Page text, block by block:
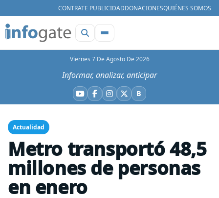
CONTRATE PUBLICIDADDONACIONESQUIÉNES SOMOS
Viernes 7 De Agosto De 2026
Informar, analizar, anticipar
YouTube
Facebook
Instagram
X BBluesky
Actualidad
Metro transportó 48,5
millones de personas
en enero